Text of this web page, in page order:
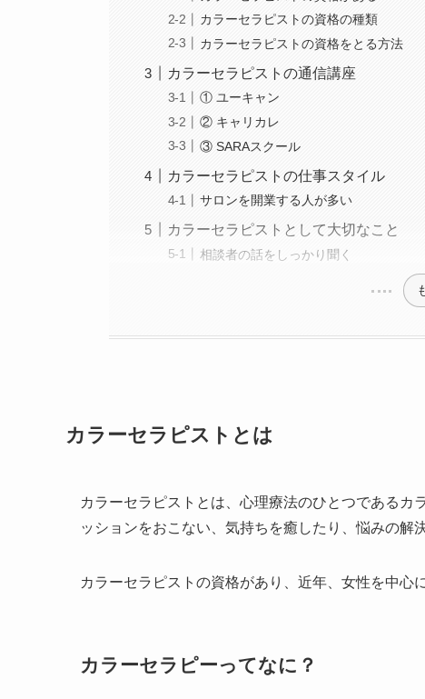
カラーセラピストの資格の種類
カラーセラピストの資格をとる方法
カラーセラピストの通信講座
① ユーキャン
② キャリカレ
③ SARAスクール
カラーセラピストの仕事スタイル
サロンを開業する人が多い
カラーセラピストとして大切なこと
相談者の話をしっかり聞く
カラーセラピストとは
カラーセラピストとは、心理療法のひとつである
ッションをおこない、気持ちを癒したり、悩みの解
カラーセラピストの資格があり、近年、女性を中心
カラーセラピーってなに？